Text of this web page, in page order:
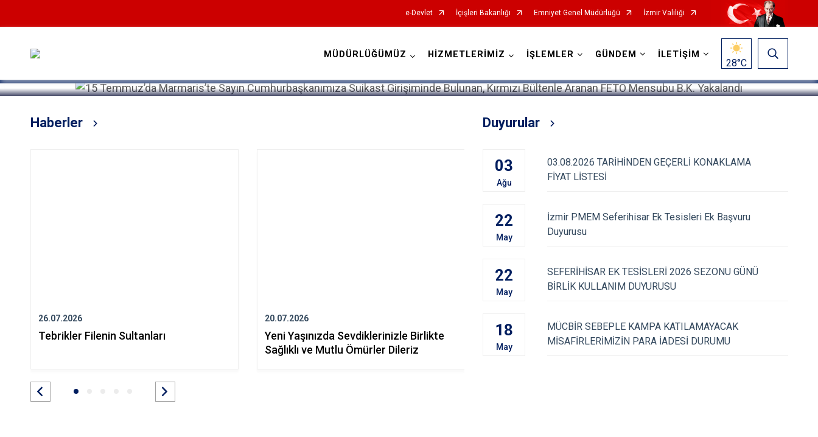
e-Devlet İçişleri Bakanlığı Emniyet Genel Müdürlüğü İzmir Valiliği
MÜDÜRLÜĞÜMÜZ HİZMETLERİMİZ İŞLEMLER GÜNDEM İLETİŞİM
28°C
Haberler
26.07.2026
Tebrikler Filenin Sultanları
20.07.2026
Yeni Yaşınızda Sevdiklerinizle Birlikte
Sağlıklı ve Mutlu Ömürler Dileriz
SIFIR ATIK dan DOA Ya...
Kurumumuzdan
Duyurular
03
Ağu
03.08.2026 TARİHİNDEN GEÇERLİ KONAKLAMA
FİYAT LİSTESİ
22
May
İzmir PMEM Seferihisar Ek Tesisleri Ek Başvuru
Duyurusu
22
May
SEFERİHİSAR EK TESİSLERİ 2026 SEZONU GÜNÜ
BİRLİK KULLANIM DUYURUSU
18
May
MÜCBİR SEBEPLE KAMPA KATILAMAYACAK
MİSAFİRLERİMİZİN PARA İADESİ DURUMU